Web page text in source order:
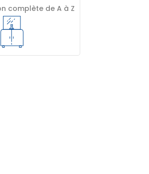
complète de A à Z